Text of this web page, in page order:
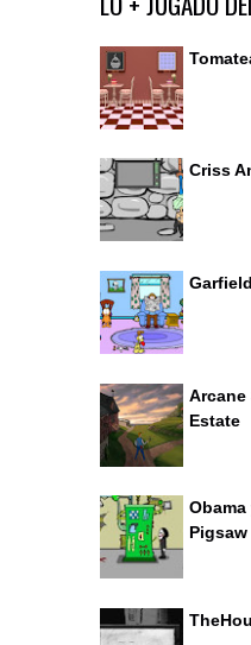
Criss
Arcane
Estate
Obama
Pigsaw